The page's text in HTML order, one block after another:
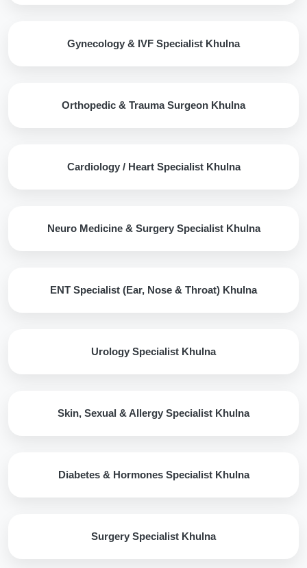
Gynecology & IVF Specialist Khulna
Orthopedic & Trauma Surgeon Khulna
Cardiology / Heart Specialist Khulna
Neuro Medicine & Surgery Specialist Khulna
ENT Specialist (Ear, Nose & Throat) Khulna
Urology Specialist Khulna
Skin, Sexual & Allergy Specialist Khulna
Diabetes & Hormones Specialist Khulna
Surgery Specialist Khulna